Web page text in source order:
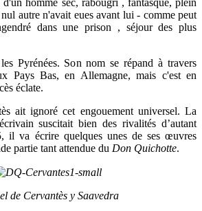
nul autre n'avait eues avant lui - comme peut
dans une prison , séjour des plus
Pyrénées. Son nom se répand à travers
Pays Bas, en Allemagne, mais c'est en
éclate.
ait ignoré cet engouement universel. La
suscitait bien des rivalités d’autant
il va écrire quelques unes de ses œuvres
partie tant attendue du Don Quichotte.
de Cervantès y Saavedra